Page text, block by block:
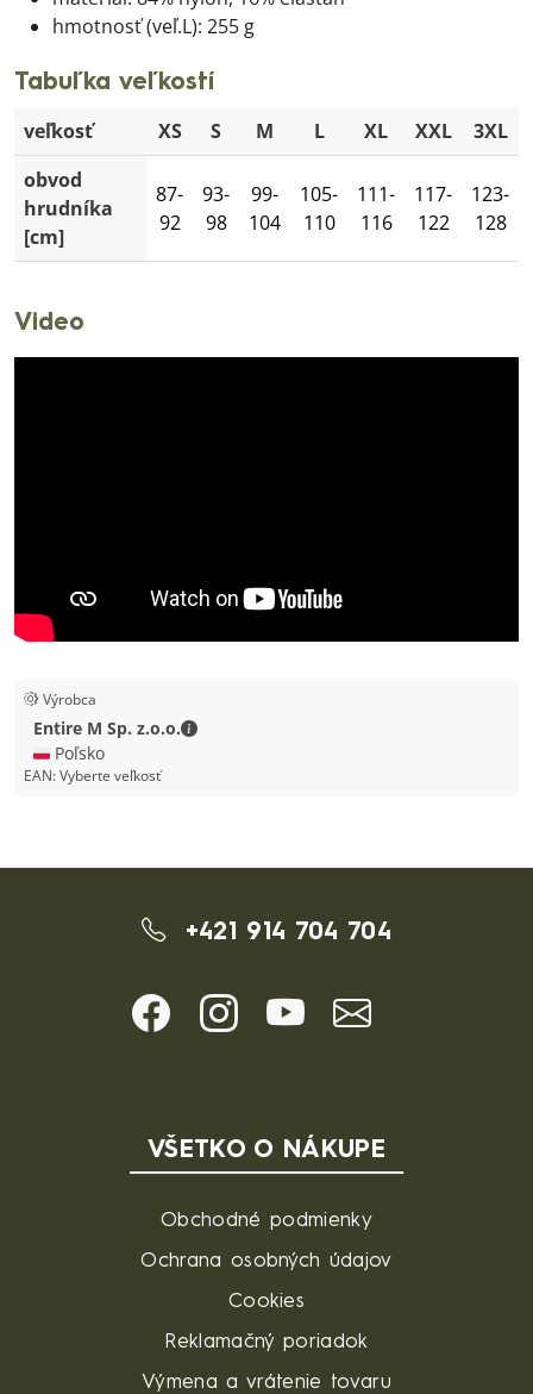
hmotnosť (veľ.L): 255 g
Tabuľka veľkostí
veľkosť XS S M L XL XXL
3XL
obvod
hrudníka
[cm]
87-
92
93-
98
99-
104
105-
110
111-
116
117-
122
123-
128
Video
Výrobca
Entire M Sp. z.o.o.
Entire M Sp. z.o.o. - Kontaktné údaje
🇵🇱 Poľsko
EAN:Vyberte veľkosť
+421 914 704 704
VŠETKO O NÁKUPE
Obchodné podmienky
Ochrana osobných údajov
Cookies
Reklamačný poriadok
Výmena a vrátenie tovaru